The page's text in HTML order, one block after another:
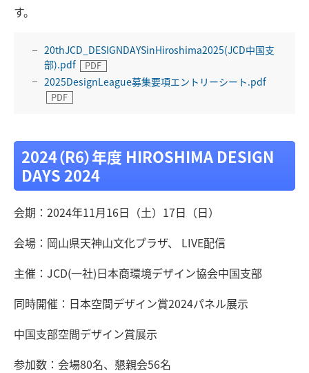
す。
20thJCD_DESIGNDAYSinHiroshima2025(JCD中国支
部).pdf
2025DesignLeague募集要項エントリーシート.pdf
2024（R6）年度 HIROSHIMA DESIGN
DAYS 2024
会期：2024年11月16日（土）17日（日）
会場：岡山県天神山文化プラザ、 LIVE配信
主催：JCD(一社)日本商環境デザイン協会中国支部
同時開催：日本空間デザイン賞2024パネル展示
中国支部空間デザイン賞展示
参加数：会場80名、懇親会56名